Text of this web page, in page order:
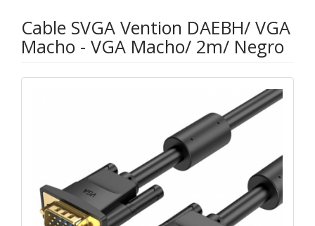
Cable SVGA Vention DAEBH/ VGA
Macho - VGA Macho/ 2m/ Negro